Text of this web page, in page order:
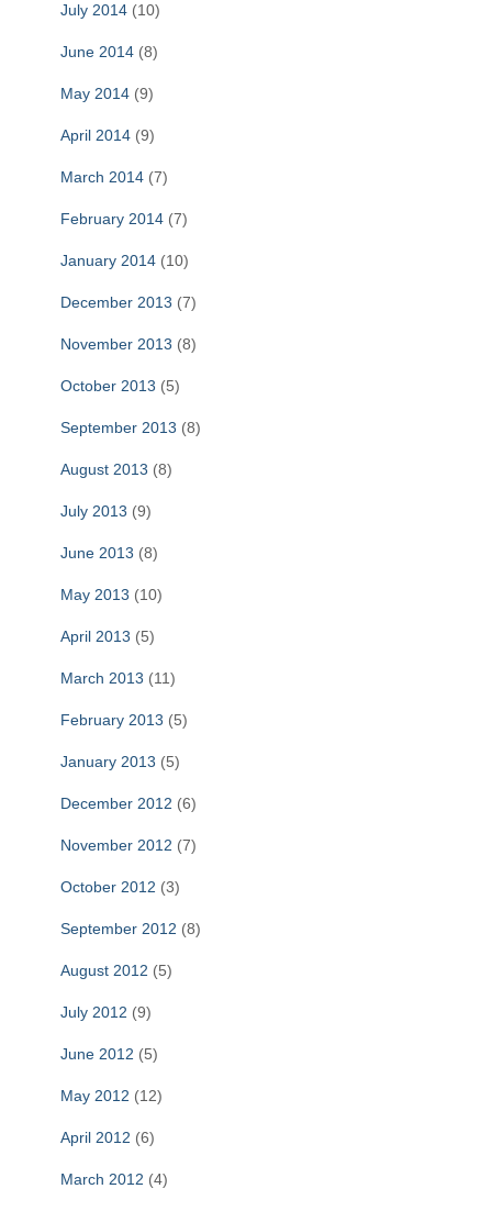
July 2014 (10)
June 2014 (8)
May 2014 (9)
April 2014 (9)
March 2014 (7)
February 2014 (7)
January 2014 (10)
December 2013 (7)
November 2013 (8)
October 2013 (5)
September 2013 (8)
August 2013 (8)
July 2013 (9)
June 2013 (8)
May 2013 (10)
April 2013 (5)
March 2013 (11)
February 2013 (5)
January 2013 (5)
December 2012 (6)
November 2012 (7)
October 2012 (3)
September 2012 (8)
August 2012 (5)
July 2012 (9)
June 2012 (5)
May 2012 (12)
April 2012 (6)
March 2012 (4)